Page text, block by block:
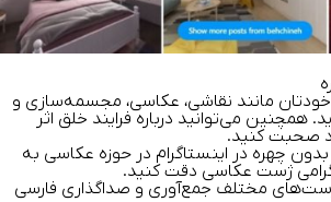
خودتان مانند نقاشی، عکاسی، مجسمه‌سازی و
همچنین می‌توانید درباره فرایند خلق اثر
صحبت کنید.
بدون چهره در اینستاگرام در حوزه عکاسی به
ژست عکاسی دقت کنید.
مختلف جمع‌آوری و صداگذاری فارسی